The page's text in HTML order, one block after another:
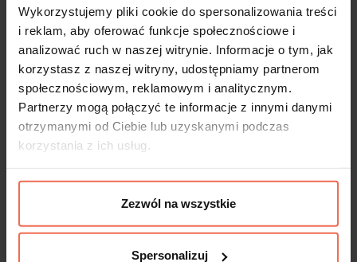
Wykorzystujemy pliki cookie do spersonalizowania treści
i reklam, aby oferować funkcje społecznościowe i
analizować ruch w naszej witrynie. Informacje o tym, jak
korzystasz z naszej witryny, udostępniamy partnerom
społecznościowym, reklamowym i analitycznym.
Partnerzy mogą połączyć te informacje z innymi danymi
otrzymanymi od Ciebie lub uzyskanymi podczas
korzystania z ich usług.
Zezwól na wszystkie
Spersonalizuj
DODAJ DO KOSZYKA
Próbki są produktem na zamówienie.
Produkty te nie podlegają zwrotom.